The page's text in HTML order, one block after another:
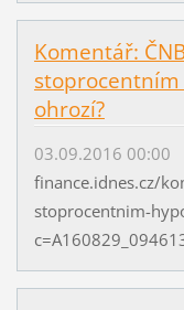
Komentář:
ohrozí?
03.09.2016 00:00
finance.idnes.cz/
stoprocentnim-